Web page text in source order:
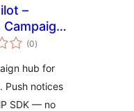
–
(0értékelés
összesen
)
hub for
Push notices
SDK — no